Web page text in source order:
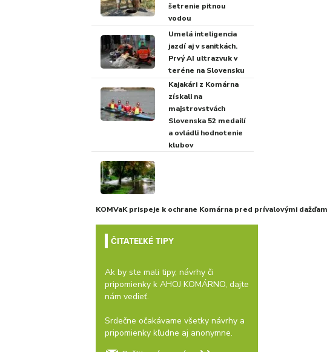
šetrenie pitnou
vodou
Umelá inteligencia
jazdí aj v sanitkách.
Prvý AI ultrazvuk v
teréne na Slovensku
Kajakári z Komárna
získali na
majstrovstvách
Slovenska 52 medailí
a ovládli hodnotenie
klubov
KOMVaK prispeje k ochrane Komárna pred prívalovými
ČITATEĽKÉ TIPY
Ak by ste mali tipy, návrhy či
pripomienky k AHOJ KOMÁRNO, dajte
nám vedieť.
Srdečne očakávame všetky návrhy a
pripomienky kľudne aj anonymne.